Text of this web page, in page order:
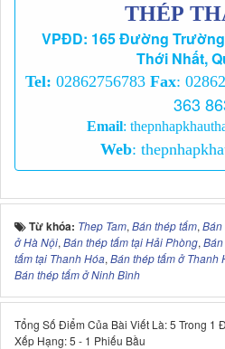
THÉP
VPĐD: 165 Đường
Thới Nhất,
Tel: 02862756783 Fax:
363
Email:
Web:
Từ khóa: Thep Tam, Bán thép tấm, Bán
ở Hà Nội, Bán thép tấm tại Hải Phòng,
tấm tại Thanh Hóa, Bán thép tấm ở Thanh
Bán thép tấm ở Ninh Bình
Tổng Số Điểm Của Bài Viết Là: 5 Trong 1
Xếp Hạng:5 - 1 Phiếu Bầu